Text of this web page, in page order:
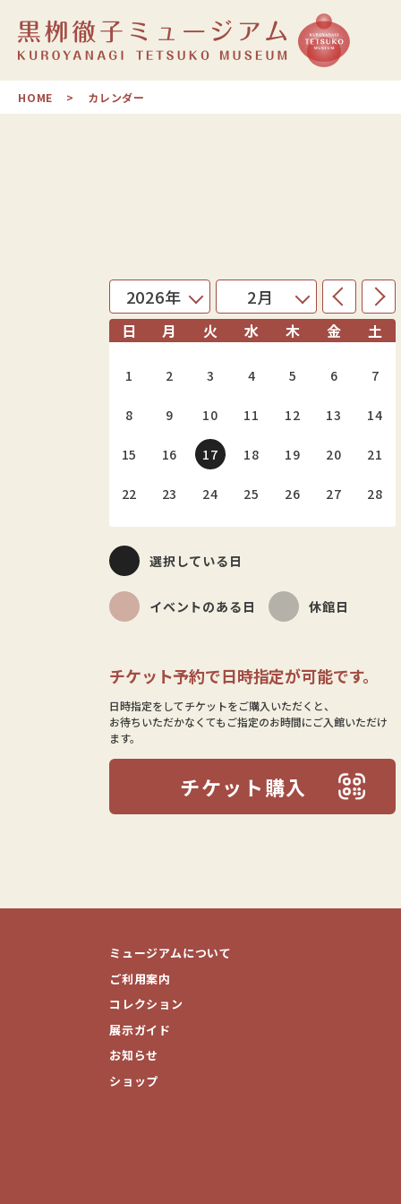
HOME カレンダー
日 月 火 水 木 金 土
1 2 3 4 5 6 7
8 9 10 11 12 13 14
15 16 17 18 19 20 21
22 23 24 25 26 27 28
選択している日
イベントのある日 休館日
チケット予約で日時指定が可能です。
日時指定をしてチケットをご購入いただくと、
お待ちいただかなくてもご指定のお時間にご入館いただけ
ます。
チケット購入
ミュージアムについて
ご利用案内
コレクション
展示ガイド
お知らせ
ショップ